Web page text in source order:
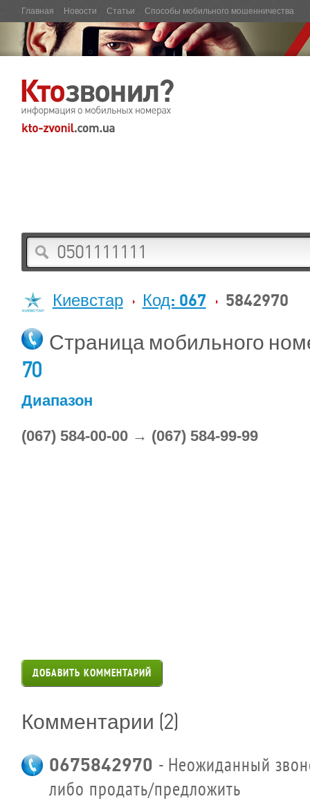
Главная Новости Статьи Способы мобильного мошенничества
Киевстар Код: 067 5842970
Страница мобильного
70
Диапазон
(067) 584-00-00 → (067) 584-99-99
ДОБАВИТЬ КОММЕНТАРИЙ
Комментарии (2)
0675842970 - Неожиданный
либо продать/предложить